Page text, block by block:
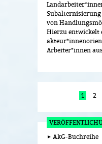
von
Hierzu entwickelt
Arbeiter*innen
1 2
AkG-Buchreihe